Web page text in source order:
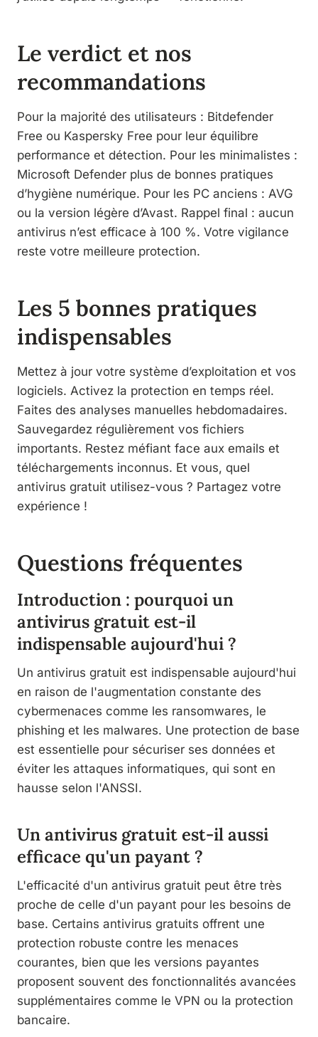
Le verdict et nos
recommandations
Pour la majorité des utilisateurs : Bitdefender
Free ou Kaspersky Free pour leur équilibre
performance et détection. Pour les minimalistes :
Microsoft Defender plus de bonnes pratiques
d’hygiène numérique. Pour les PC anciens : AVG
ou la version légère d’Avast. Rappel final : aucun
antivirus n’est efficace à 100 %. Votre vigilance
reste votre meilleure protection.
Les 5 bonnes pratiques
indispensables
Mettez à jour votre système d’exploitation et vos
logiciels. Activez la protection en temps réel.
Faites des analyses manuelles hebdomadaires.
Sauvegardez régulièrement vos fichiers
importants. Restez méfiant face aux emails et
téléchargements inconnus. Et vous, quel
antivirus gratuit utilisez-vous ? Partagez votre
expérience !
Questions fréquentes
Introduction : pourquoi un
antivirus gratuit est-il
indispensable aujourd'hui ?
Un antivirus gratuit est indispensable aujourd'hui
en raison de l'augmentation constante des
cybermenaces comme les ransomwares, le
phishing et les malwares. Une protection de base
est essentielle pour sécuriser ses données et
éviter les attaques informatiques, qui sont en
hausse selon l'ANSSI.
Un antivirus gratuit est-il aussi
efficace qu'un payant ?
L'efficacité d'un antivirus gratuit peut être très
proche de celle d'un payant pour les besoins de
base. Certains antivirus gratuits offrent une
protection robuste contre les menaces
courantes, bien que les versions payantes
proposent souvent des fonctionnalités avancées
supplémentaires comme le VPN ou la protection
bancaire.